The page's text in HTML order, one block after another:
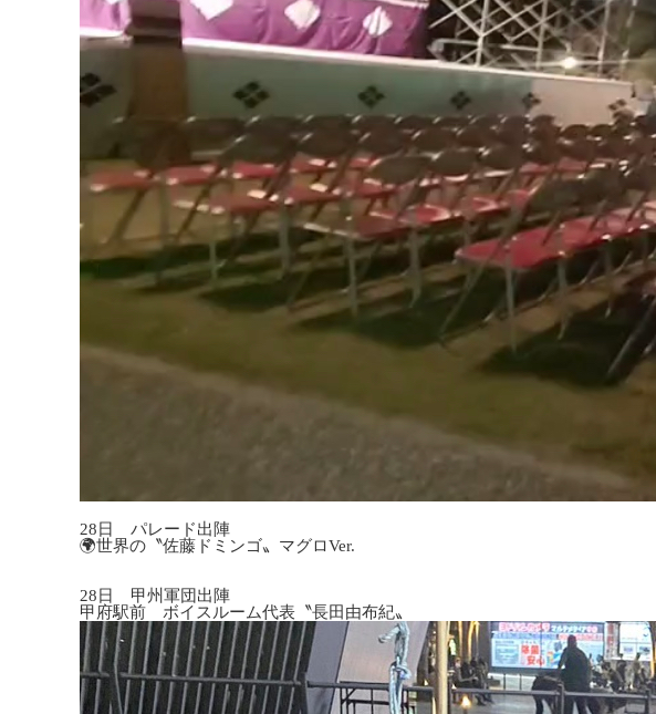
28日 パレード出陣
🌍世界の〝佐藤ドミンゴ〟マグロVer.
28日 甲州軍団出陣
甲府駅前 ボイスルーム代表〝長田由布紀〟